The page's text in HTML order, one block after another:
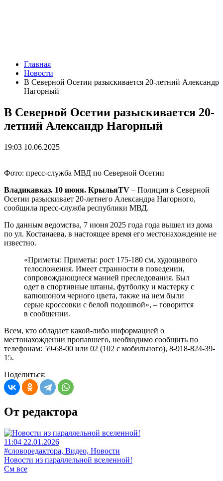
Главная
Новости
В Северной Осетии разыскивается 20-летний Александр
Нагорный
В Северной Осетии разыскивается 20-
летний Александр Нагорный
19:03 10.06.2025
Фото: пресс-служба МВД по Северной Осетии
Владикавказ. 10 июня. КрыльяTV – Полиция в Северной
Осетии разыскивает 20-летнего Александра Нагорного,
сообщила пресс-служба республики МВД.
По данным ведомства, 7 июня 2025 года года вышел из дома
по ул. Костанаева, в настоящее время его местонахождение не
известно.
«Приметы: Приметы: рост 175-180 см, худощавого
телосложения. Имеет странности в поведении,
сопровождающиеся манией преследования. Был
одет в спортивные штаны, футболку и мастерку с
капюшоном черного цвета, также на нем были
серые кроссовки с белой подошвой», – говорится
в сообщении.
Всем, кто обладает какой-либо информацией о
местонахождении пропавшего, необходимо сообщить по
телефонам: 59-68-00 или 02 (102 с мобильного), 8-918-824-39-
15.
Поделиться:
От редактора
11:04 22.01.2026
#словоредактора, Видео, Новости
Новости из параллельной вселенной!
См все